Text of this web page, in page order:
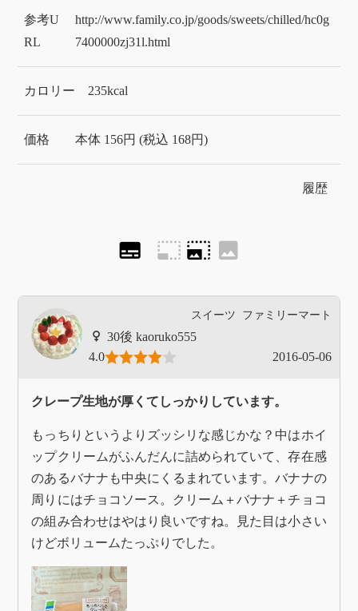
参考U
RL
http://www.family.co.jp/goods/sweets/chilled/hc0g
7400000zj31l.html
カロリー 235kcal
価格 本体 156円 (税込 168円)
履歴
subtitles photo_size_select_small photo_size_select_large image
スイーツ ファミリーマート
kaoruko555
4.0
2016-05-06
クレープ生地が厚くてしっかりしています。
もっちりというよりズッシリな感じかな？中はホイ
ップクリームがふんだんに詰められていて、存在感
のあるバナナも中央にくるまれています。バナナの
周りにはチョコソース。クリーム＋バナナ＋チョコ
の組み合わせはやはり良いですね。見た目は小さい
けどボリュームたっぷりでした。